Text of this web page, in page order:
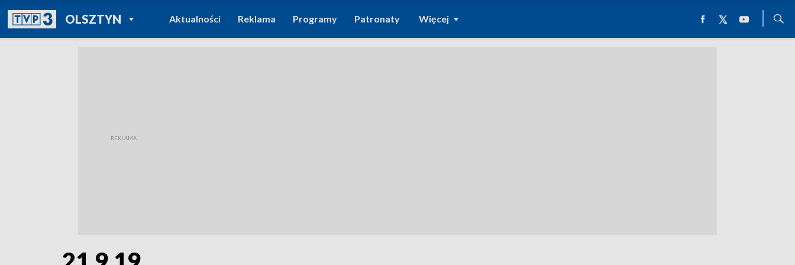
OLSZTYNPOWRÓT DO
TVP REGIONY
Aktualności Reklama Programy Patronaty Więcej